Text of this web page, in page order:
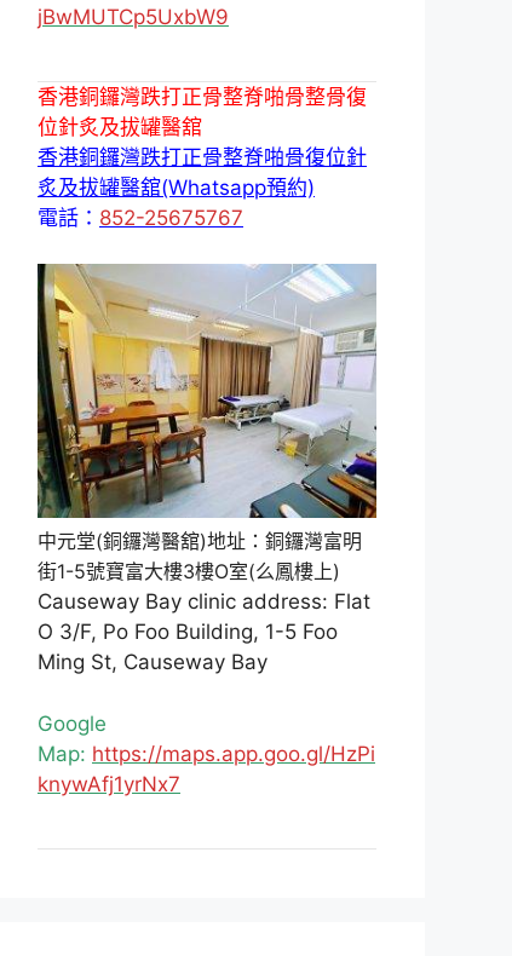
jBwMUTCp5UxbW9
香港銅鑼灣跌打正骨整脊啪骨整骨復
位針炙及拔罐醫舘
香港銅鑼灣跌打正骨整脊啪骨復位針
炙及拔罐醫舘(Whatsapp預約)
電話： 852-25675767
中元堂(銅鑼灣醫舘)地址：銅鑼灣富明
街1-5號寶富大樓3樓O室(么鳳樓上)
Causeway Bay clinic address: Flat
O 3/F, Po Foo Building, 1-5 Foo
Ming St, Causeway Bay
Google
Map: https://maps.app.goo.gl/HzPi
knywAfj1yrNx7